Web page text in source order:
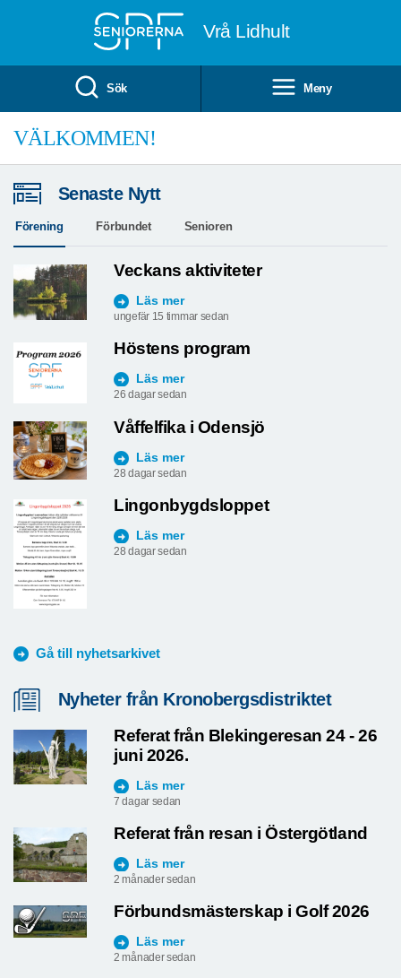
Vrå Lidhult
Sök Meny
VÄLKOMMEN!
Senaste Nytt
Förening Förbundet Senioren
Veckans aktiviteter
Läs mer
ungefär 15 timmar sedan
Höstens program
Läs mer
26 dagar sedan
Våffelfika i Odensjö
Läs mer
28 dagar sedan
Lingonbygdsloppet
Läs mer
28 dagar sedan
Gå till nyhetsarkivet
Nyheter från Kronobergsdistriktet
Referat från Blekingeresan 24 - 26
juni 2026.
Läs mer
7 dagar sedan
Referat från resan i Östergötland
Läs mer
2 månader sedan
Förbundsmästerskap i Golf 2026
Läs mer
2 månader sedan